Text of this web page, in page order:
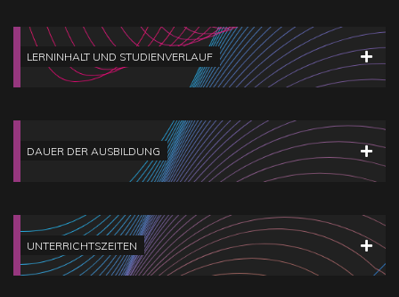
LERNINHALT UND STUDIENVERLAUF
DAUER DER AUSBILDUNG
UNTERRICHTSZEITEN